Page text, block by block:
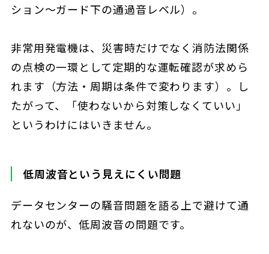
ション〜ガード下の通過音レベル）。
非常用発電機は、災害時だけでなく消防法関係
の点検の一環として定期的な運転確認が求めら
れます（方法・周期は条件で変わります）。し
たがって、「使わないから対策しなくていい」
というわけにはいきません。
低周波音という見えにくい問題
データセンターの騒音問題を語る上で避けて通
れないのが、低周波音の問題です。